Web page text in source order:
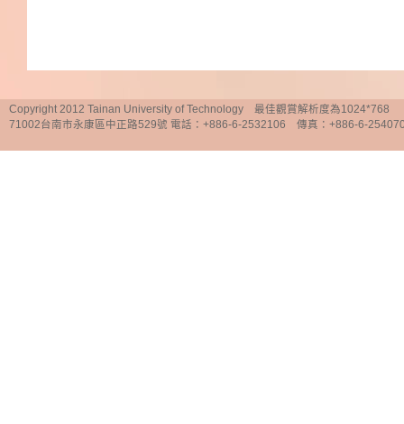
Copyright 2012 Tainan University of Technology 最佳觀賞解析度為1024*768
71002台南市永康區中正路529號 電話：+886-6-2532106 傳真：+886-6-